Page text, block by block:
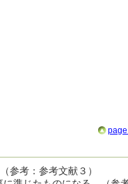
参考：参考文献３）